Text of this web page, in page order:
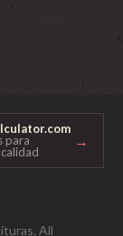
para
→
All